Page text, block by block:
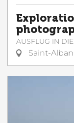
AUSFLUG IN
Saint-Alban